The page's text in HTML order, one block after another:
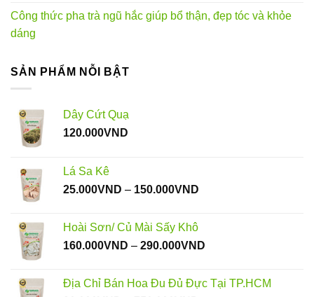
Công thức pha trà ngũ hắc giúp bổ thận, đẹp tóc và khỏe
dáng
SẢN PHẨM NỖI BẬT
Dây Cứt Quạ
120.000VND
Lá Sa Kê
25.000VND – 150.000VND
đến
Hoài Sơn/ Củ Mài Sấy Khô
160.000VND – 290.000VND
160.000VND
Địa Chỉ Bán Hoa Đu Đủ Đực Tại TP.HCM